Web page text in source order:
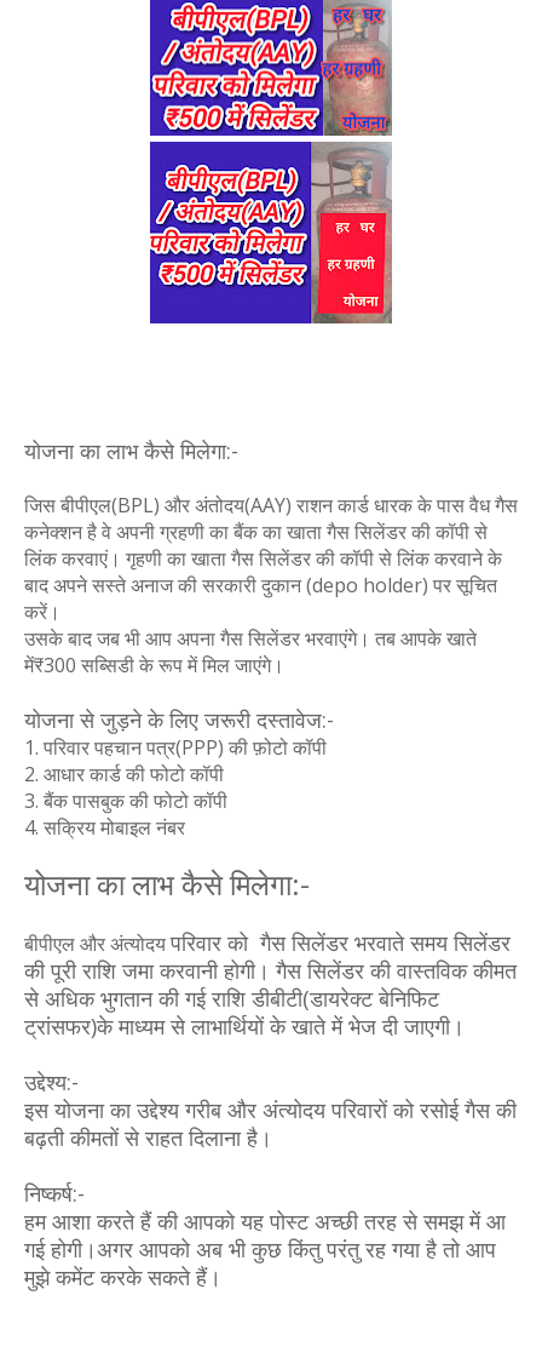
योजना का लाभ कैसे मिलेगा:-
जिस बीपीएल(BPL) और अंतोदय(AAY) राशन कार्ड धारक के पास वैध गैस
कनेक्शन है वे अपनी ग्रहणी का बैंक का खाता गैस सिलेंडर की कॉपी से
लिंक करवाएं। गृहणी का खाता गैस सिलेंडर की कॉपी से लिंक करवाने के
बाद अपने सस्ते अनाज की सरकारी दुकान (depo holder) पर सूचित
करें।
उसके बाद जब भी आप अपना गैस सिलेंडर भरवाएंगे। तब आपके खाते
में₹300 सब्सिडी के रूप में मिल जाएंगे।
योजना से जुड़ने के लिए जरूरी दस्तावेज:-
1. परिवार पहचान पत्र(PPP) की फ़ोटो कॉपी
2. आधार कार्ड की फोटो कॉपी
3. बैंक पासबुक की फोटो कॉपी
4. सक्रिय मोबाइल नंबर
योजना का लाभ कैसे मिलेगा:-
बीपीएल और अंत्योदयपरिवार को गैस सिलेंडर भरवाते समय सिलेंडर
की पूरी राशि जमा करवानी होगी। गैस सिलेंडर की वास्तविक कीमत
से अधिक भुगतान की गई राशि डीबीटी(डायरेक्ट बेनिफिट
ट्रांसफर)के माध्यम से लाभार्थियों के खाते में भेज दी जाएगी।
उद्देश्य:-
इस योजना का उद्देश्य गरीब और अंत्योदय परिवारों को रसोई गैस की
बढ़ती कीमतों से राहत दिलाना है।
निष्कर्ष:-
हम आशा करते हैं की आपको यह पोस्ट अच्छी तरह से समझ में आ
गई होगी।अगर आपको अब भी कुछ किंतु परंतु रह गया है तो आप
मुझे कमेंट करके सकते हैं।